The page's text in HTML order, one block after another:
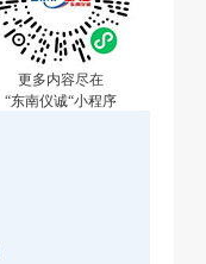
更多内容尽在
“东南仪诚“小程序